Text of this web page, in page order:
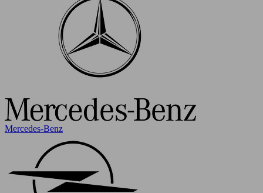
Mercedes-Benz